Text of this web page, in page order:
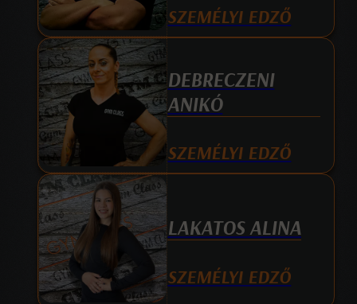
SZEMÉLYI EDZŐ
DEBRECZENI
ANIKÓ
SZEMÉLYI EDZŐ
LAKATOS ALINA
SZEMÉLYI EDZŐ